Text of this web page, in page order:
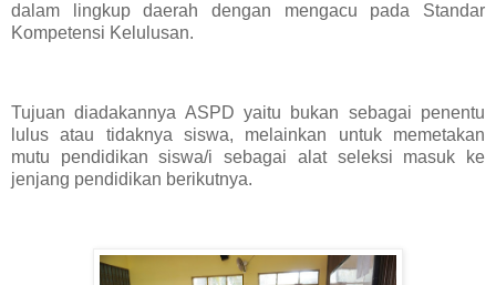
dalam lingkup daerah dengan mengacu pada Standar
Kompetensi Kelulusan.
Tujuan diadakannya ASPD yaitu bukan sebagai penentu
lulus atau tidaknya siswa, melainkan untuk memetakan
mutu pendidikan siswa/i sebagai alat seleksi masuk ke
jenjang pendidikan berikutnya.